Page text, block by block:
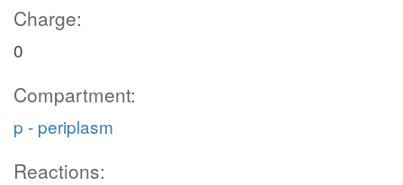
Charge:
0
Compartment:
p - periplasm
Reactions: